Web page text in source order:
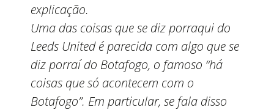
explicação.
Uma das coisas que se diz porraqui do
Leeds United é parecida com algo que se
diz porraí do Botafogo, o famoso “há
coisas que só acontecem com o
Botafogo”. Em particular, se fala disso